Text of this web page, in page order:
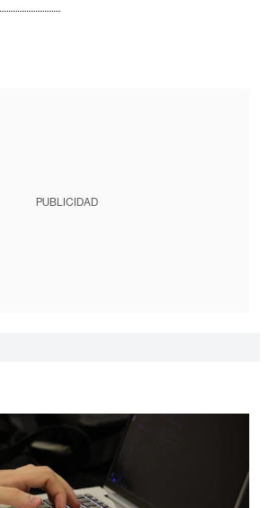
PUBLICIDAD